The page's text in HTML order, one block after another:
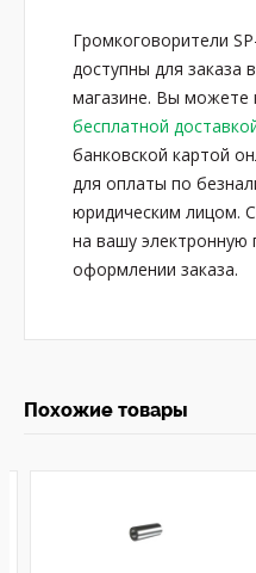
Громкоговорители
доступны для заказа
магазине. Вы можете
бесплатной
банковской картой
для оплаты по
юридическим лицом.
на вашу электронную
оформлении заказа.
Похожие товары